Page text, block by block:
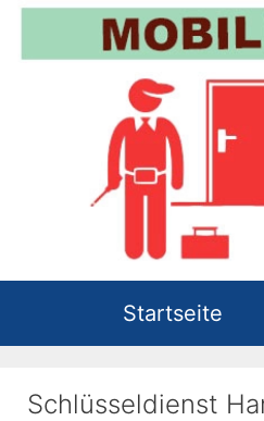
Zum
Inhalt
Startseite
Schlüsseldienst